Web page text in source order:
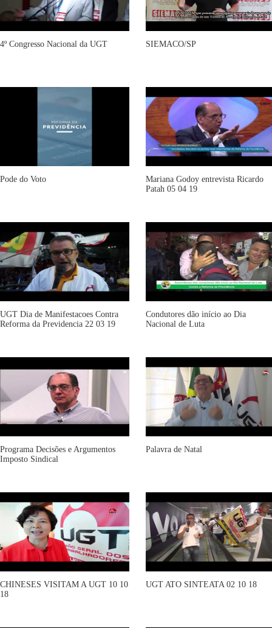
4º Congresso Nacional da UGT SIEMACO/SP
Pode do Voto
Mariana Godoy entrevista Ricardo
Patah 05 04 19
UGT Dia de Manifestacoes Contra
Reforma da Previdencia 22 03 19
Condutores dão início ao Dia
Nacional de Luta
Programa Decisões e Argumentos
Imposto Sindical
Palavra de Natal
CHINESES VISITAM A UGT 10 10
18
UGT ATO SINTEATA 02 10 18